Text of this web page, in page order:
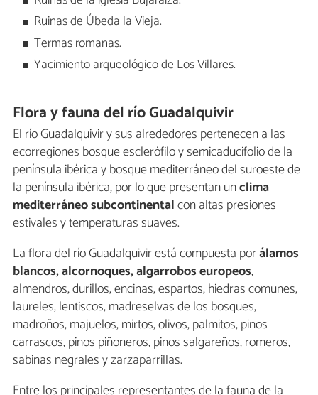
Ruinas de Úbeda la Vieja.
Termas romanas.
Yacimiento arqueológico de Los Villares.
Flora y fauna del río Guadalquivir
El río Guadalquivir y sus alrededores pertenecen a las
ecorregiones bosque esclerófilo y semicaducifolio de la
península ibérica y bosque mediterráneo del suroeste de
la península ibérica, por lo que presentan unclima
mediterráneo subcontinentalcon altas presiones
estivales y temperaturas suaves.
La flora del río Guadalquivir está compuesta porálamos
blancos, alcornoques, algarrobos europeos,
almendros, durillos, encinas, espartos, hiedras comunes,
laureles, lentiscos, madreselvas de los bosques,
madroños, majuelos, mirtos, olivos, palmitos, pinos
carrascos, pinos piñoneros, pinos salgareños, romeros,
sabinas negrales y zarzaparrillas.